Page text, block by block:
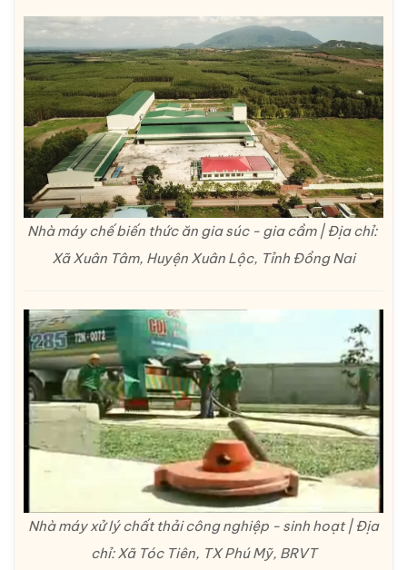
Nhà máy chế biến thức ăn gia súc - gia cầm | Địa chỉ:
Xã Xuân Tâm, Huyện Xuân Lộc, Tỉnh Đồng Nai
Nhà máy xử lý chất thải công nghiệp - sinh hoạt | Địa
chỉ: Xã Tóc Tiên, TX Phú Mỹ, BRVT